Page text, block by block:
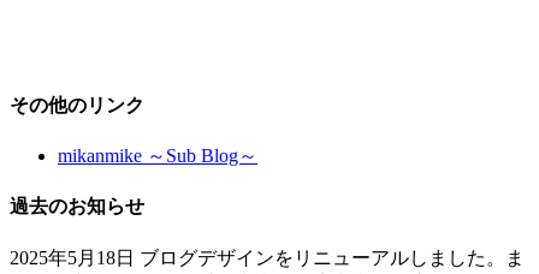
その他のリンク
mikanmike ～Sub Blog～
過去のお知らせ
2025年5月18日 ブログデザインをリニューアルしました。ま